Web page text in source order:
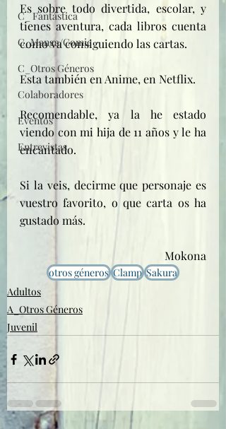
C_ Fantástica
C_Manga/Comic
C_Otros Géneros
Colaboradores
Eventos
Entrevistas
Es sobre todo divertida, escolar, y
tienes aventura, cada libros cuenta
como va consiguiendo las cartas.
Esta también en Anime, en Netflix.
Recomendable, ya la he estado
viendo con mi hija de 11 años y le ha
encantado.
Si la veis, decirme que personaje es
vuestro favorito, o que carta os ha
gustado más.
Mokona
otros géneros Clamp Sakura
Adultos
A_Otros Géneros
Juvenil